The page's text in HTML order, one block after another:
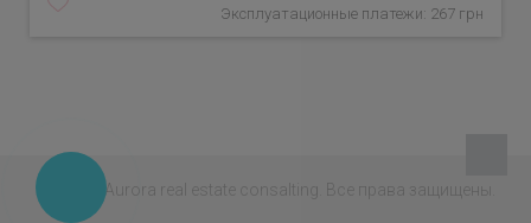
Эксплуатационные платежи: 267 грн
© 2026 - Aurora real estate consalting. Все права защищены.